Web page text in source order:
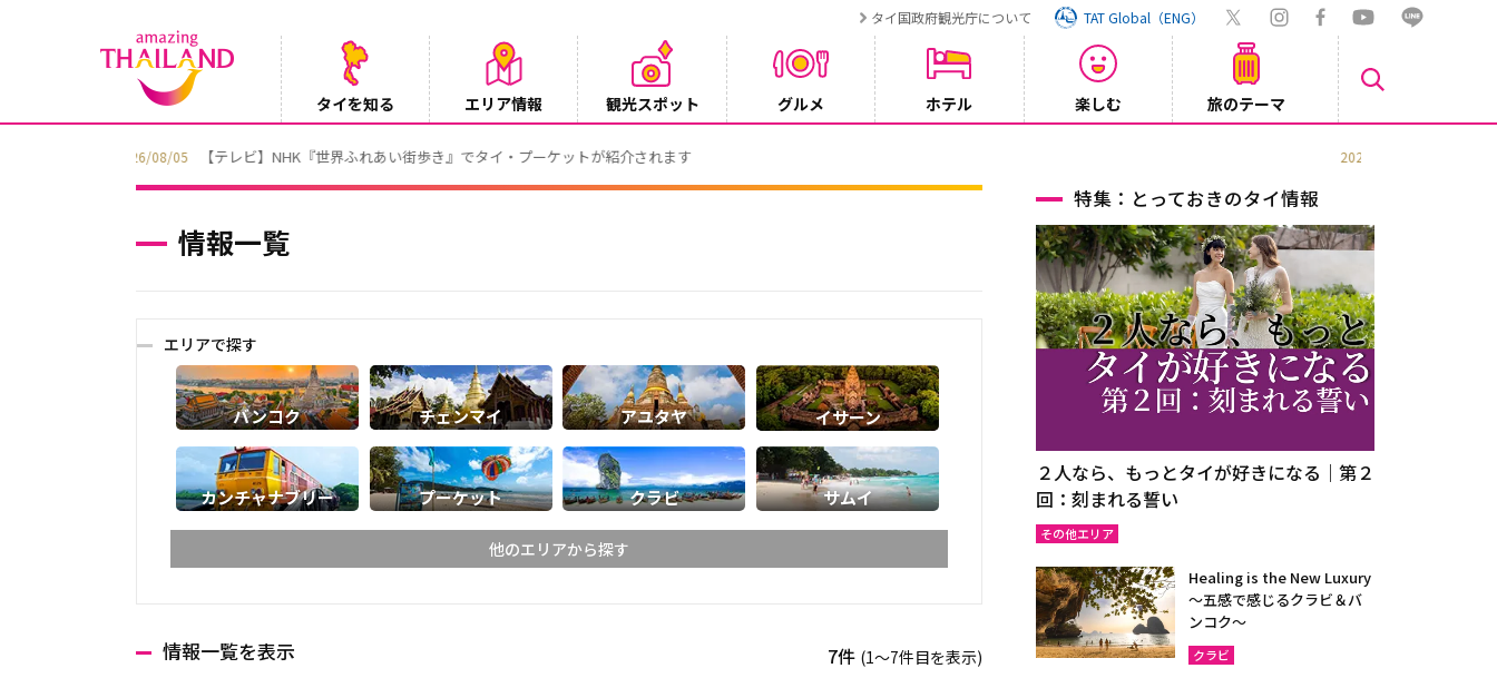
タイ国政府観光庁について TAT Global（ENG）
タイを知る エリア情報 観光スポット グルメ ホテル 楽しむ 旅のテーマ
2026/08/04 Instagramでタイパンツを当てようキャンペーン
情報一覧
エリアで探す
バンコク チェンマイ アユタヤ イサーン
カンチャナブリー プーケット クラビ サムイ
他のエリアから探す
チェンマイ
情報一覧を表示 7件 (1〜7件目を表示)
特集：とっておきのタイ情報
２人なら、もっとタイが好きになる｜第２
回：刻まれる誓い
その他エリア
Healing is the New Luxury
～五感で感じるクラビ＆バ
ンコク～
クラビ